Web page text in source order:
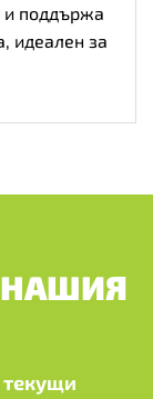
и поддържа
идеален за
НАШИЯ